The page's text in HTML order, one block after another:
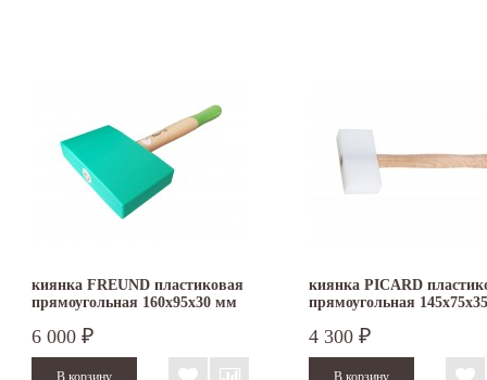
киянка FREUND пластиковая
прямоугольная 160х95х30 мм
6 000 ₽
киянка PICARD
прямоугольная
4 300 ₽